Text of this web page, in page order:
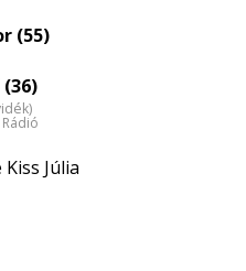
(55)
(36)
Júlia